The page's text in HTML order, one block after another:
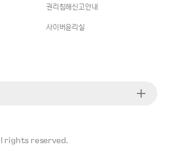
권리침해신고안내
사이버윤리실
rights reserved.